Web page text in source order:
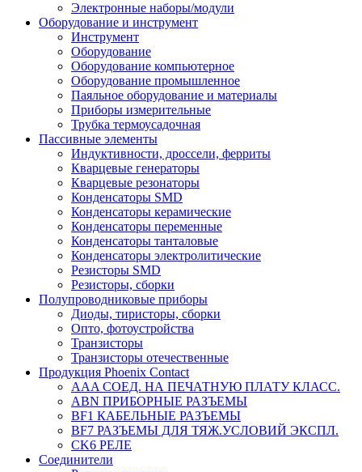
Электронные наборы/модули
Оборудование и инструмент
Инструмент
Оборудование
Оборудование компьютерное
Оборудование промышленное
Паяльное оборудование и материалы
Приборы измерительные
Трубка термоусадочная
Пассивные элементы
Индуктивности, дроссели, ферриты
Кварцевые генераторы
Кварцевые резонаторы
Конденсаторы SMD
Конденсаторы керамические
Конденсаторы переменные
Конденсаторы танталовые
Конденсаторы электролитические
Резисторы SMD
Резисторы, сборки
Полупроводниковые приборы
Диоды, тиристоры, сборки
Опто, фотоустройства
Транзисторы
Транзисторы отечественные
Продукция Phoenix Contact
AAA СОЕД. НА ПЕЧАТНУЮ ПЛАТУ КЛАСС.
ABN ПРИБОРНЫЕ РАЗЪЕМЫ
BF1 КАБЕЛЬНЫЕ РАЗЪЕМЫ
BF7 РАЗЪЕМЫ ДЛЯ ТЯЖ.УСЛОВИЙ ЭКСПЛ.
CK6 РЕЛЕ
Соединители